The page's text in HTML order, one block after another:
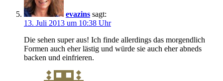
evazins sagt:
13. Juli 2013 um 10:38 Uhr
Die sehen super aus! Ich finde allerdings das morgendlich
Formen auch eher lästig und würde sie auch eher abneds
backen und einfrieren.